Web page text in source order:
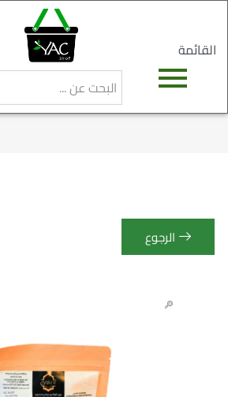
القائمة
الرجوع